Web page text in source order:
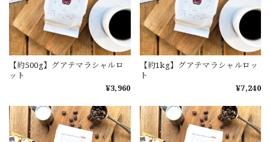
【約500g】グアテマラシャルロ
ット
¥3,960
【約1kg】グアテマラシャルロッ
ト
¥7,240